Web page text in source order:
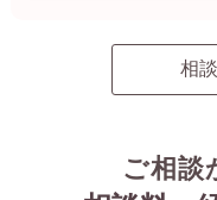
相
ご相談